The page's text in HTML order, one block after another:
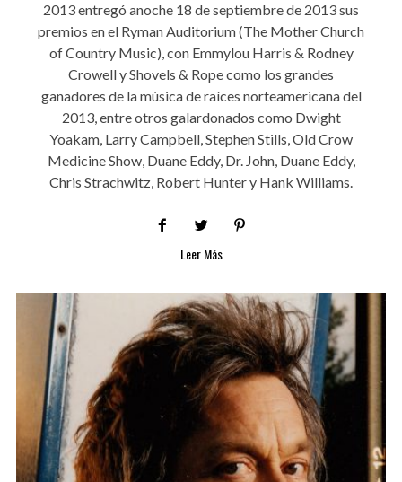
2013 entregó anoche 18 de septiembre de 2013 sus
premios en el Ryman Auditorium (The Mother Church
of Country Music), con Emmylou Harris & Rodney
Crowell y Shovels & Rope como los grandes
ganadores de la música de raíces norteamericana del
2013, entre otros galardonados como Dwight
Yoakam, Larry Campbell, Stephen Stills, Old Crow
Medicine Show, Duane Eddy, Dr. John, Duane Eddy,
Chris Strachwitz, Robert Hunter y Hank Williams.
Leer Más